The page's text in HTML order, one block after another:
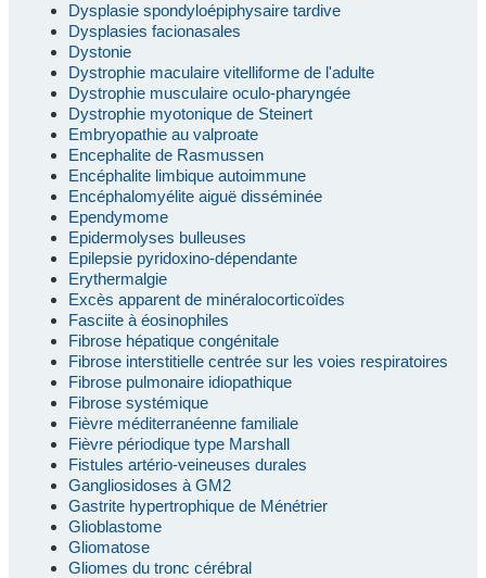
Dysplasie spondyloépiphysaire tardive
Dysplasies facionasales
Dystonie
Dystrophie maculaire vitelliforme de l'adulte
Dystrophie musculaire oculo-pharyngée
Dystrophie myotonique de Steinert
Embryopathie au valproate
Encephalite de Rasmussen
Encéphalite limbique autoimmune
Encéphalomyélite aiguë disséminée
Ependymome
Epidermolyses bulleuses
Epilepsie pyridoxino-dépendante
Erythermalgie
Excès apparent de minéralocorticoïdes
Fasciite à éosinophiles
Fibrose hépatique congénitale
Fibrose interstitielle centrée sur les voies respiratoires
Fibrose pulmonaire idiopathique
Fibrose systémique
Fièvre méditerranéenne familiale
Fièvre périodique type Marshall
Fistules artério-veineuses durales
Gangliosidoses à GM2
Gastrite hypertrophique de Ménétrier
Glioblastome
Gliomatose
Gliomes du tronc cérébral